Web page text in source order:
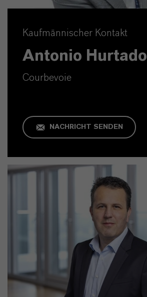
Kaufmännischer Kontakt
Antonio Hurtado
Courbevoie
NACHRICHT SENDEN